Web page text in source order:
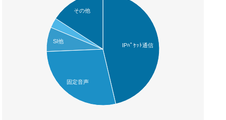
IPﾊﾟｹｯﾄ通信
その他
SI他
固定音声